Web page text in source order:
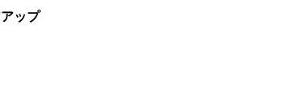
ップ